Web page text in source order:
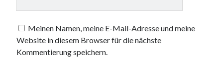
Meinen Namen, meine E-Mail-Adresse und meine
Website in diesem Browser für die nächste
Kommentierung speichern.